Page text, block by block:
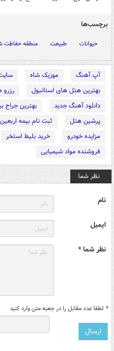
برچسب‌ها
حیوانات طبیعت منطقه حفاظت
آپ آهنگ موزیک شاه
بهترین هتل های استانبول
رزرو
دانلود آهنگ جدید
بهترین جراح
پرشین هتل
ثبت نام بیمه اربعین
مزایده خودرو
خرید بلیط استخر
فروشنده مواد شیمیایی
نظر شما
نام
ایمیل
نظر شما *
* لطفا عدد مقابل را در جعبه متن وارد کنید